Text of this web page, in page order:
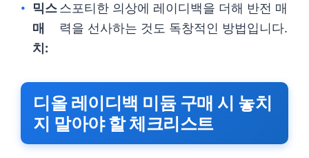
믹스
매
치:
스포티한 의상에 레이디백을 더해 반전 매
력을 선사하는 것도 독창적인 방법입니다.
디올 레이디백 미듐 구매 시 놓치
지 말아야 할 체크리스트